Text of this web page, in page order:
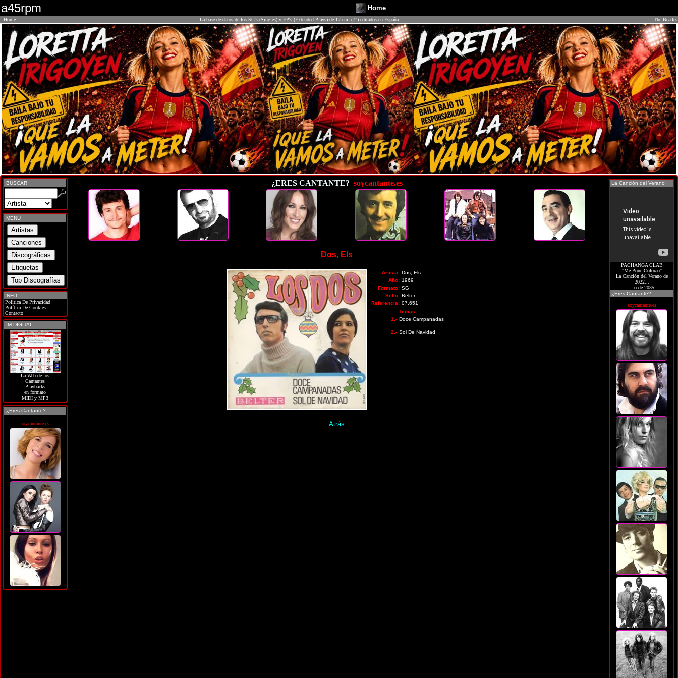
a45rpm Home
Home La base de datos de los SG's (Singles) y EP's (Extended Plays) de 17 cm. (7") editados en España. The Beatles
BUSCAR
MENÚ
INFO
Política De Privacidad
Política De Cookies
Contacto
IM DIGITAL
La Web de los
Cantantes
Playbacks
en formato
MIDI y MP3
¿Eres Cantante?
soycantante.es
¿ERES CANTANTE? soycantante.es
Dos, Els
Artista: Dos, Els
Año: 1969
Formato: SG
Sello: Belter
Referencia: 07.651
Temas:
1.- Doce Campanadas
2.- Sol De Navidad
Atrás
La Canción del Verano
PACHANGA CLAB
"Me Pone Colorao"
La Canción del Verano de
2022...
...o de 2035
¿Eres Cantante?
soycantante.es